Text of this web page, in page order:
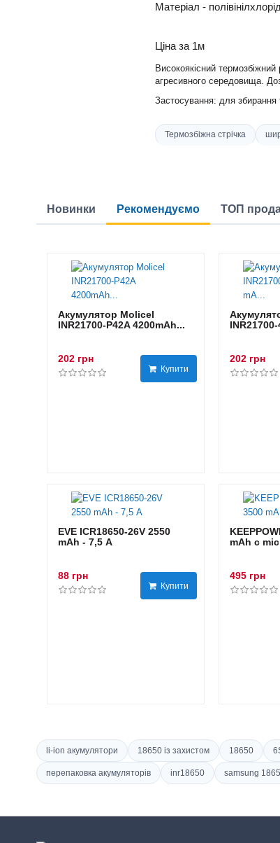
Матеріал - полівінілхлорід
Ціна за 1м
Високоякісний
агресивного середовища.
Застосування: для збирання
Термозбіжна стрічка
Новинки Рекомендуємо ТОП
Акумулятор Molicel
INR21700-P42A 4200mAh...
202 грн
Купити
202 грн
EVE ICR18650-26V 2550
mAh - 7,5 А
88 грн
Купити
mAh с
495 грн
li-ion акумулятори 18650 із захистом 18650
перепаковка акумуляторів inr18650 samsung